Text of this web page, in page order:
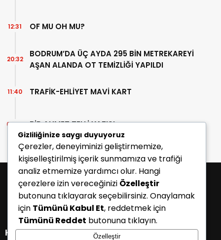
OF MU OH MU?
12:31
BODRUM’DA ÜÇ AYDA 295 BİN METREKAREYİ
AŞAN ALANDA OT TEMİZLİĞİ YAPILDI
20:32
TRAFİK-EHLİYET MAVİ KART
11:40
BİR AHMET TELLİ YAZISI
07:30
KATEGORİLER
Gizliliğinize saygı duyuyoruz
Çerezler, deneyiminizi geliştirmemize,
kişiselleştirilmiş içerik sunmamıza ve trafiği
analiz etmemize yardımcı olur. Hangi
çerezlere izin vereceğinizi Özelleştir
butonuna tıklayarak seçebilirsiniz. Onaylamak
için Tümünü Kabul Et, reddetmek için
Tümünü Reddet butonuna tıklayın.
Özelleştir